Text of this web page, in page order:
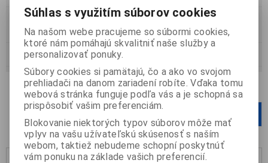
Strana1z1Celkom
Počet na stránku 12 24 36
Súhlas s využitím súborov cookies
Na našom webe pracujeme so súbormi cookies,
ktoré nám pomáhajú skvalitniť naše služby a
personalizovať ponuky.
Súbory cookies si pamätajú, čo a ako vo svojom
prehliadači na danom zariadení robíte. Vďaka tomu
webová stránka funguje podľa vás a je schopná sa
prispôsobiť vašim preferenciám.
Blokovanie niektorých typov súborov môže mať
vplyv na vašu užívateľskú skúsenosť s naším
webom, taktiež nebudeme schopní poskytnúť
vám ponuku na základe vašich preferencií.